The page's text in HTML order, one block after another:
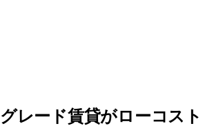
レード賃貸がローコスト